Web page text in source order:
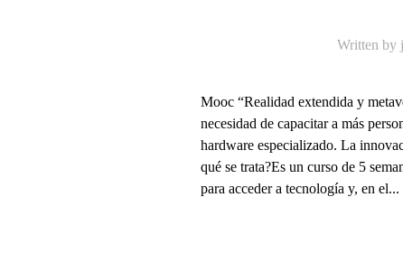
Written by
Mooc “Realidad extendida y
necesidad de capacitar a más
hardware especializado. La
qué se trata?Es un curso de 5
para acceder a tecnología y, en el...